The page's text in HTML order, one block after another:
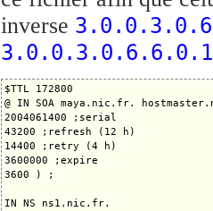
inverse
$TTL 172800
@ IN SOA maya.nic.fr.
2004061400 ;serial
43200 ;refresh (12 h)
14400 ;retry (4 h)
3600000 ;expire
3600 ) ;
IN NS ns1.nic.fr.